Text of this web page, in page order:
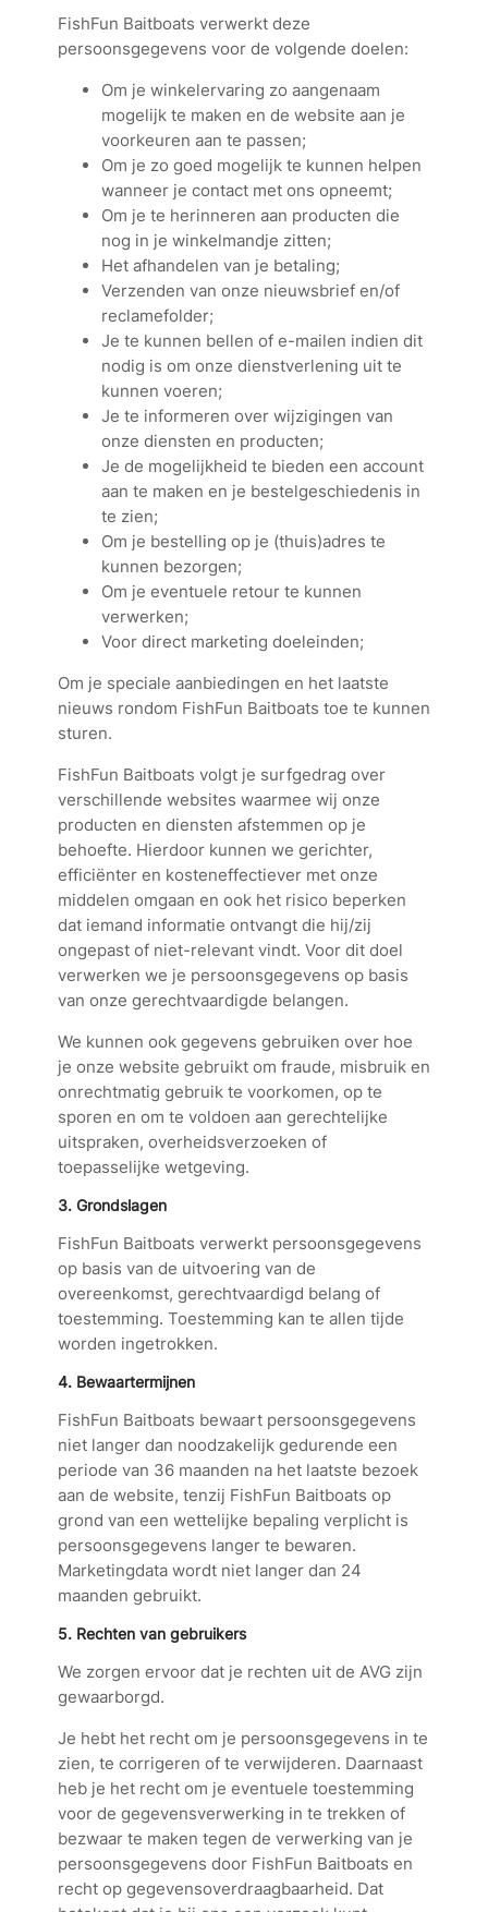
FishFun Baitboats verwerkt deze
persoonsgegevens voor de volgende doelen:
Om je winkelervaring zo aangenaam
mogelijk te maken en de website aan je
voorkeuren aan te passen;
Om je zo goed mogelijk te kunnen helpen
wanneer je contact met ons opneemt;
Om je te herinneren aan producten die
nog in je winkelmandje zitten;
Het afhandelen van je betaling;
Verzenden van onze nieuwsbrief en/of
reclamefolder;
Je te kunnen bellen of e-mailen indien dit
nodig is om onze dienstverlening uit te
kunnen voeren;
Je te informeren over wijzigingen van
onze diensten en producten;
Je de mogelijkheid te bieden een account
aan te maken en je bestelgeschiedenis in
te zien;
Om je bestelling op je (thuis)adres te
kunnen bezorgen;
Om je eventuele retour te kunnen
verwerken;
Voor direct marketing doeleinden;
Om je speciale aanbiedingen en het laatste
nieuws rondom FishFun Baitboats toe te kunnen
sturen.
FishFun Baitboats volgt je surfgedrag over
verschillende websites waarmee wij onze
producten en diensten afstemmen op je
behoefte. Hierdoor kunnen we gerichter,
efficiënter en kosteneffectiever met onze
middelen omgaan en ook het risico beperken
dat iemand informatie ontvangt die hij/zij
ongepast of niet-relevant vindt. Voor dit doel
verwerken we je persoonsgegevens op basis
van onze gerechtvaardigde belangen.
We kunnen ook gegevens gebruiken over hoe
je onze website gebruikt om fraude, misbruik en
onrechtmatig gebruik te voorkomen, op te
sporen en om te voldoen aan gerechtelijke
uitspraken, overheidsverzoeken of
toepasselijke wetgeving.
3. Grondslagen
FishFun Baitboats verwerkt persoonsgegevens
op basis van de uitvoering van de
overeenkomst, gerechtvaardigd belang of
toestemming. Toestemming kan te allen tijde
worden ingetrokken.
4. Bewaartermijnen
FishFun Baitboats bewaart persoonsgegevens
niet langer dan noodzakelijk gedurende een
periode van 36 maanden na het laatste bezoek
aan de website, tenzij FishFun Baitboats op
grond van een wettelijke bepaling verplicht is
persoonsgegevens langer te bewaren.
Marketingdata wordt niet langer dan 24
maanden gebruikt.
5. Rechten van gebruikers
We zorgen ervoor dat je rechten uit de AVG zijn
gewaarborgd.
Je hebt het recht om je persoonsgegevens in te
zien, te corrigeren of te verwijderen. Daarnaast
heb je het recht om je eventuele toestemming
voor de gegevensverwerking in te trekken of
bezwaar te maken tegen de verwerking van je
persoonsgegevens door FishFun Baitboats en
recht op gegevensoverdraagbaarheid. Dat